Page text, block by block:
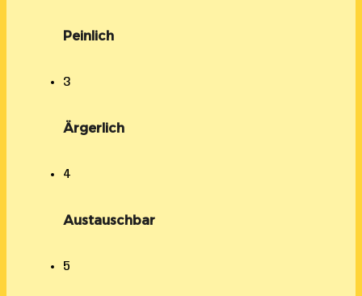
Peinlich
3
Ärgerlich
4
Austauschbar
5